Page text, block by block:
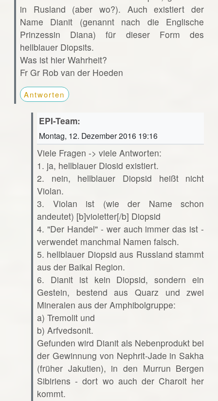
in Rusland (aber wo?). Auch existiert der
Name Dianit (genannt nach die Englische
Prinzessin Diana) für dieser Form des
hellblauer Diopsits.
Was ist hier Wahrheit?
Fr Gr Rob van der Hoeden
Antworten
EPI-Team:
Montag, 12. Dezember 2016 19:16
Viele Fragen -> viele Antworten:
1. ja, hellblauer Diosid existiert.
2. nein, hellblauer Diopsid heißt nicht
Violan.
3. Violan ist (wie der Name schon
andeutet) [b]violetter[/b] Diopsid
4. "Der Handel" - wer auch immer das ist -
verwendet manchmal Namen falsch.
5. hellblauer Diopsid aus Russland stammt
aus der Baikal Region.
6. Dianit ist kein Diopsid, sondern ein
Gestein, bestend aus Quarz und zwei
Mineralen aus der Amphibolgruppe:
a) Tremolit und
b) Arfvedsonit.
Gefunden wird Dianit als Nebenprodukt bei
der Gewinnung von Nephrit-Jade in Sakha
(früher Jakutien), in den Murrun Bergen
Sibiriens - dort wo auch der Charoit her
kommt.